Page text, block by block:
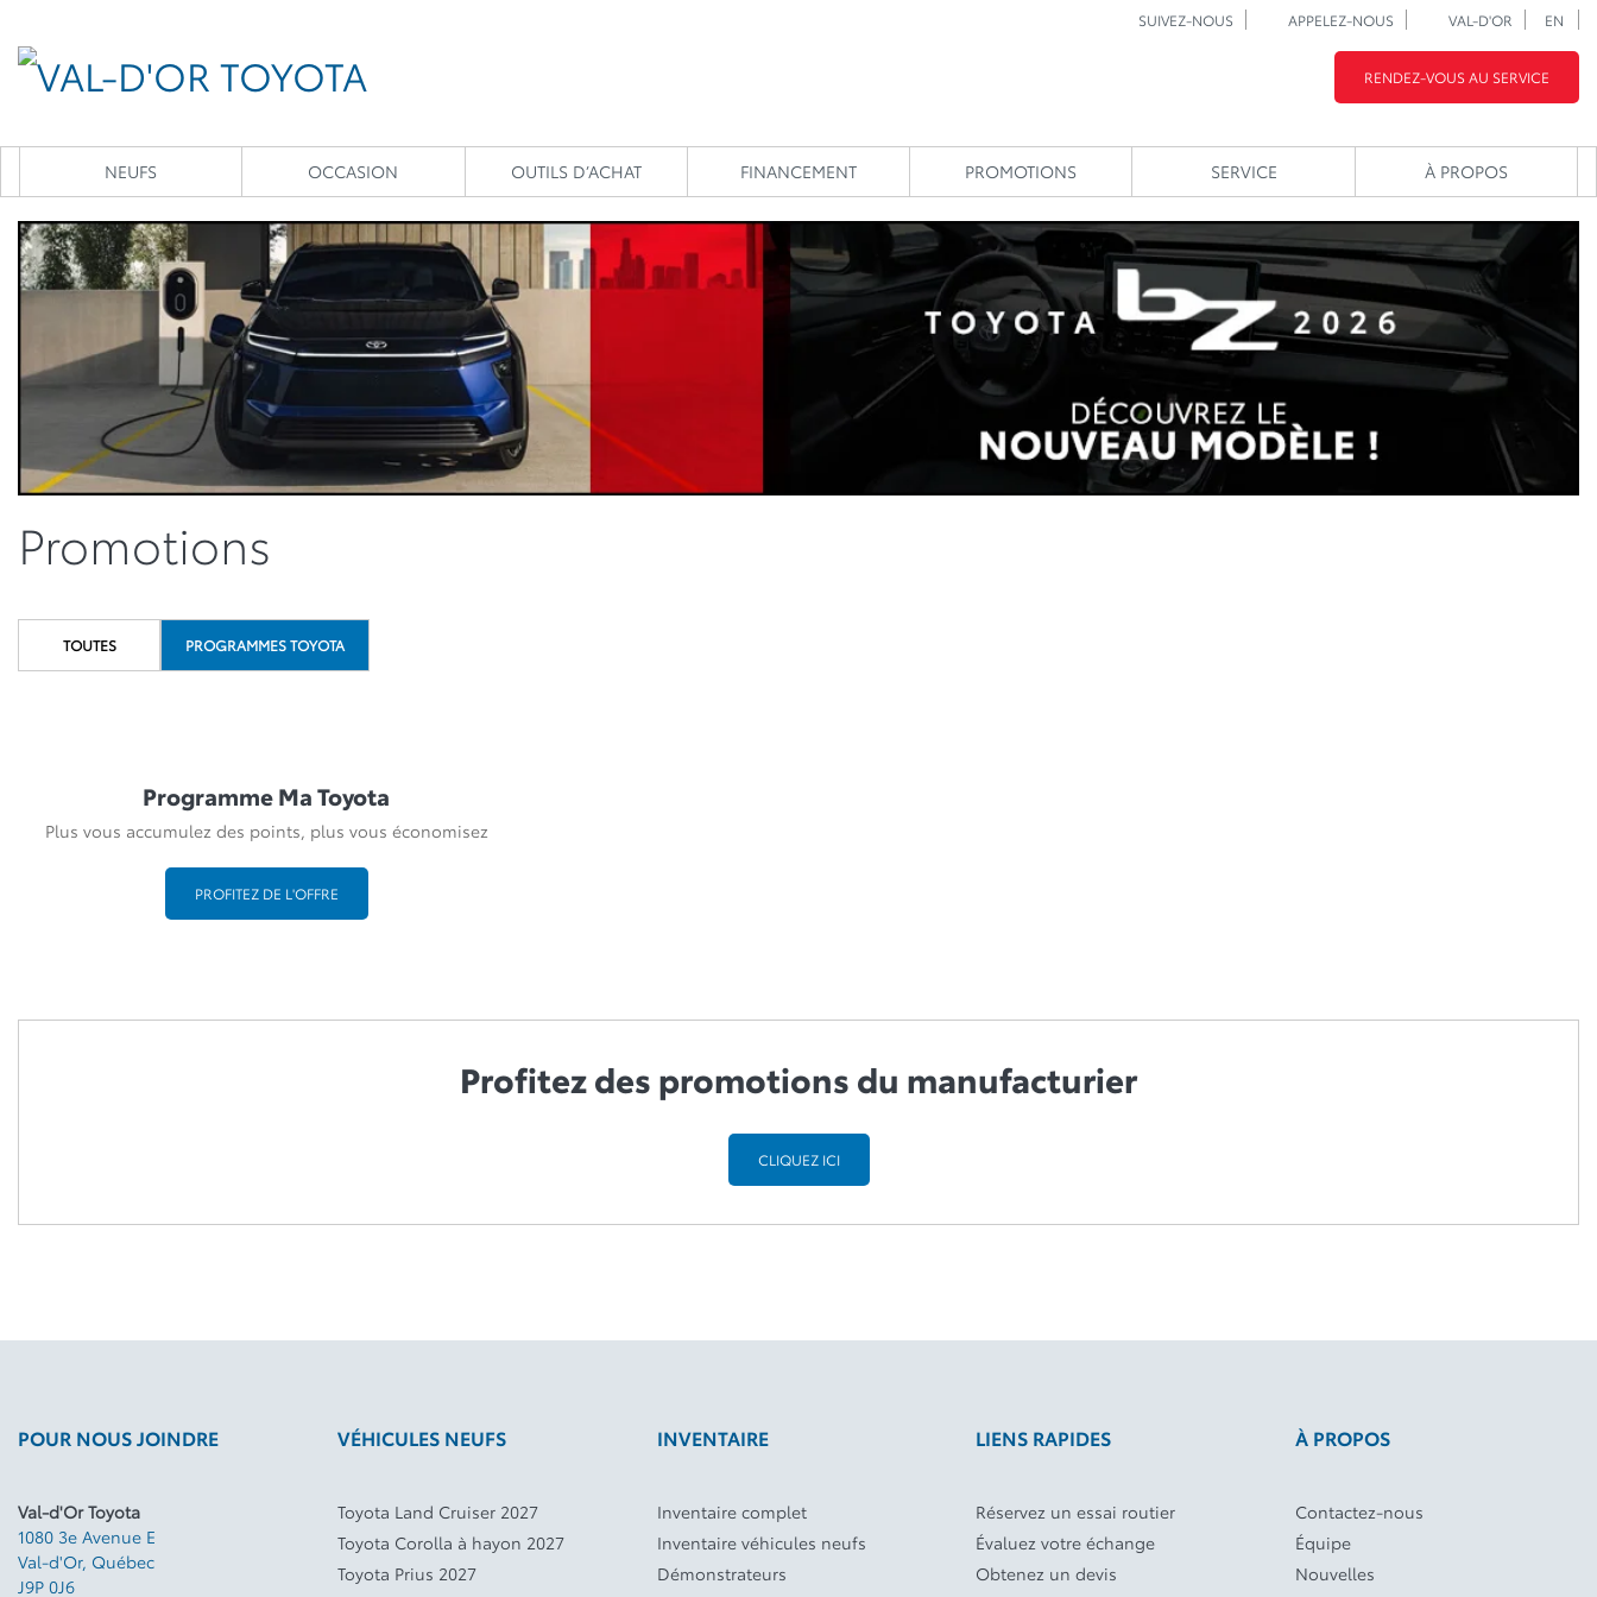
SUIVEZ-NOUS APPELEZ-NOUS VAL-D'OR EN
RENDEZ-VOUS AU SERVICE
NEUFS OCCASION OUTILS D’ACHAT FINANCEMENT PROMOTIONS SERVICE À PROPOS
Promotions
TOUTES PROGRAMMES TOYOTA
Programme Ma Toyota
Plus vous accumulez des points, plus vous économisez
PROFITEZ DE L'OFFRE
Profitez des promotions du manufacturier
CLIQUEZ ICI
POUR NOUS JOINDRE
Val-d'Or Toyota
1080 3e Avenue E
Val-d'Or, Québec
J9P 0J6
VÉHICULES NEUFS
Toyota Land Cruiser 2027
Toyota Corolla à hayon 2027
Toyota Prius 2027
INVENTAIRE
Inventaire complet
Inventaire véhicules neufs
Démonstrateurs
LIENS RAPIDES
Réservez un essai routier
Évaluez votre échange
Obtenez un devis
À PROPOS
Contactez-nous
Équipe
Nouvelles